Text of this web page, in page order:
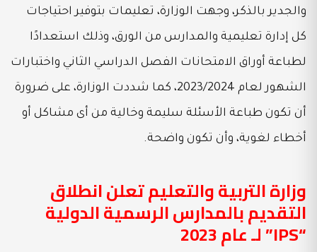
والجدير بالذكر، وجهت الوزارة، تعليمات بتوفير احتياجات
كل إدارة تعليمية والمدارس من الورق، وذلك استعدادًا
لطباعة أوراق الامتحانات الفصل الدراسي الثاني واختبارات
الشهور لعام 2023/2024، كما شددت الوزارة، على ضرورة
أن تكون طباعة الأسئلة سليمة وخالية من أى مشاكل أو
أخطاء لغوية، وأن تكون واضحة.
وزارة التربية والتعليم تعلن انطلاق
التقديم بالمدارس الرسمية الدولية
“IPS” لـ عام 2023